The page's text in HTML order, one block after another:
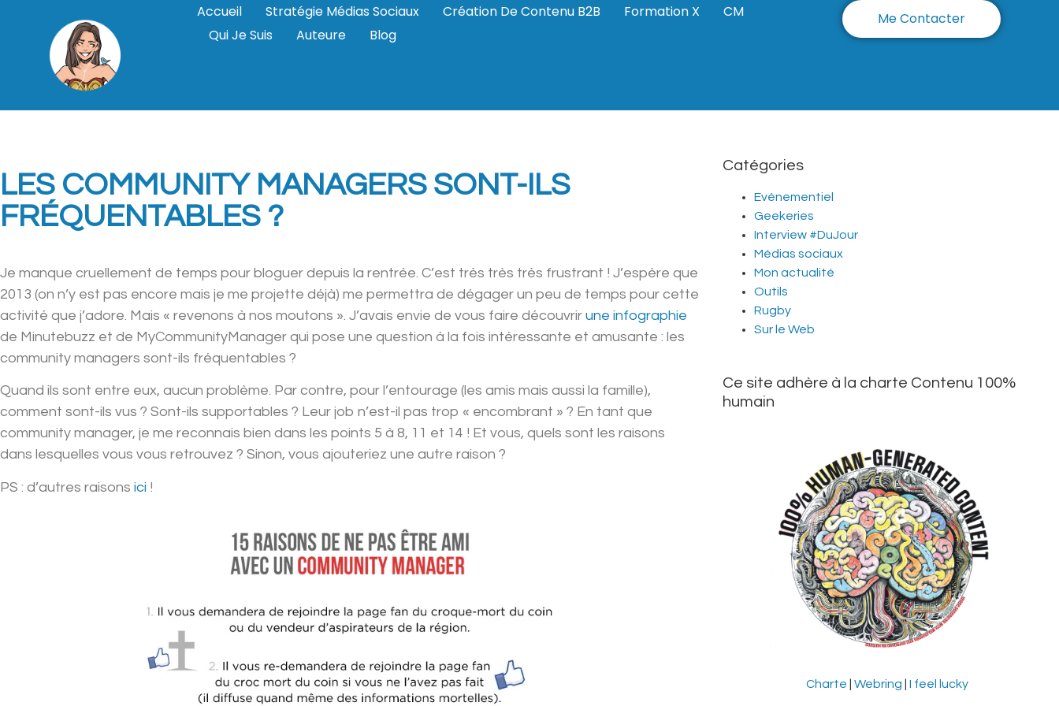
Accueil Stratégie Médias Sociaux Création De Contenu B2B Formation X
CM
Qui Je Suis
Auteure Blog
Me Contacter
LES COMMUNITY MANAGERS SONT-ILS
FRÉQUENTABLES ?
Je manque cruellement de temps pour bloguer depuis la rentrée. C’est très très très frustrant ! J’espère que
2013 (on n’y est pas encore mais je me projette déjà) me permettra de dégager un peu de temps pour cette
activité que j’adore. Mais « revenons à nos moutons ». J’avais envie de vous faire découvrir une infographie
de Minutebuzz et de MyCommunityManager qui pose une question à la fois intéressante et amusante : les
community managers sont-ils fréquentables ?
Quand ils sont entre eux, aucun problème. Par contre, pour l’entourage (les amis mais aussi la famille),
comment sont-ils vus ? Sont-ils supportables ? Leur job n’est-il pas trop « encombrant » ? En tant que
community manager, je me reconnais bien dans les points 5 à 8, 11 et 14 ! Et vous, quels sont les raisons
dans lesquelles vous vous retrouvez ? Sinon, vous ajouteriez une autre raison ?
PS : d’autres raisons ici !
Catégories
Evénementiel
Geekeries
Interview #DuJour
Médias sociaux
Mon actualité
Outils
Rugby
Sur le Web
Ce site adhère à la charte Contenu 100%
humain
Charte |Webring |I feel lucky